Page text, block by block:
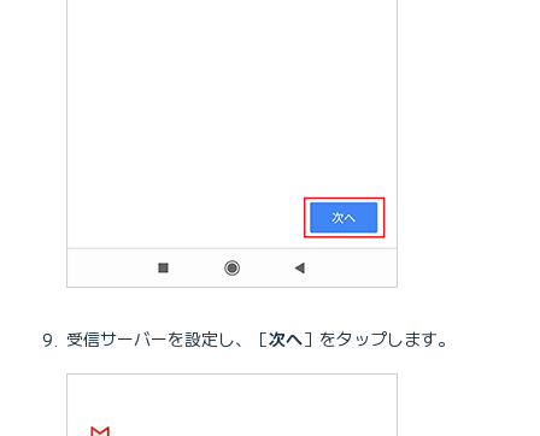
受信サーバーを設定し、［次へ］をタップします。